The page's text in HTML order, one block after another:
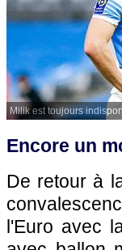
Milik est toujours
Encore un
De retour à
l'Euro avec